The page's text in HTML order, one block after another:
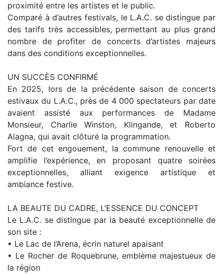
proximité entre les artistes et le public.
Comparé à d’autres festivals, le L.A.C. se distingue par
des tarifs très accessibles, permettant au plus grand
nombre de profiter de concerts d’artistes majeurs
dans des conditions exceptionnelles.
UN SUCCÈS CONFIRMÉ
En 2025, lors de la précédente saison de concerts
estivaux du L.A.C., près de 4 000 spectateurs par date
avaient assisté aux performances de Madame
Monsieur, Charlie Winston, Klingande, et Roberto
Alagna, qui avait clôturé la programmation.
Fort de cet engouement, la commune renouvelle et
amplifie l’expérience, en proposant quatre soirées
exceptionnelles, alliant exigence artistique et
ambiance festive.
LA BEAUTE DU CADRE, L’ESSENCE DU CONCEPT
Le L.A.C. se distingue par la beauté exceptionnelle de
son site :
• Le Lac de l’Arena, écrin naturel apaisant
• Le Rocher de Roquebrune, emblème majestueux de
la région